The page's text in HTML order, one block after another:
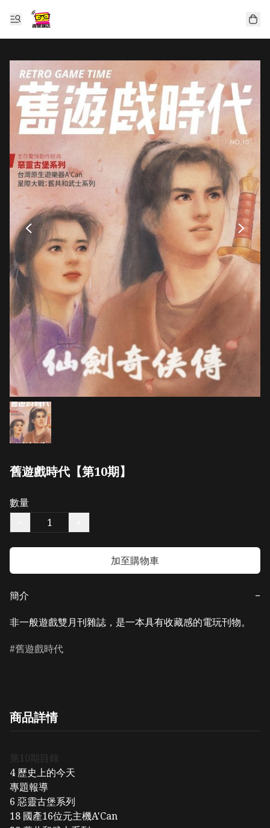
舊遊戲時代【第10期】
數量
加至購物車
簡介
−
非一般遊戲雙月刊雜誌，是一本具有收藏感的電玩刊物。
舊遊戲時代
商品詳情
第10期目錄
4 歷史上的今天
專題報導
6 惡靈古堡系列
18 國產16位元主機A'Can